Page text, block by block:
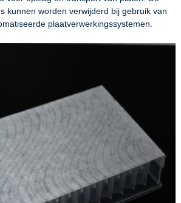
kunnen worden verwijderd bij gebruik van
plaatverwerkingssystemen.